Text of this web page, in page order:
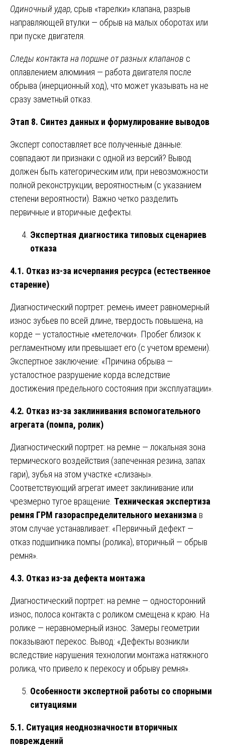
Одиночный удар, срыв «тарелки» клапана, разрыв
направляющей втулки — обрыв на малых оборотах или
при пуске двигателя.
Следы контакта на поршне от разных клапанов с
оплавлением алюминия — работа двигателя после
обрыва (инерционный ход), что может указывать на не
сразу заметный отказ.
Этап 8. Синтез данных и формулирование выводов
Эксперт сопоставляет все полученные данные:
совпадают ли признаки с одной из версий? Вывод
должен быть категорическим или, при невозможности
полной реконструкции, вероятностным (с указанием
степени вероятности). Важно четко разделить
первичные и вторичные дефекты.
Экспертная диагностика типовых сценариев
отказа
4.1. Отказ из-за исчерпания ресурса (естественное
старение)
Диагностический портрет: ремень имеет равномерный
износ зубьев по всей длине, твердость повышена, на
корде — усталостные «метелочки». Пробег близок к
регламентному или превышает его (с учетом времени).
Экспертное заключение: «Причина обрыва —
усталостное разрушение корда вследствие
достижения предельного состояния при эксплуатации».
4.2. Отказ из-за заклинивания вспомогательного
агрегата (помпа, ролик)
Диагностический портрет: на ремне — локальная зона
термического воздействия (запеченная резина, запах
гари), зубья на этом участке «слизаны».
Соответствующий агрегат имеет заклинивание или
чрезмерно тугое вращение. Техническая экспертиза
ремня ГРМ газораспределительного механизма в
этом случае устанавливает: «Первичный дефект —
отказ подшипника помпы (ролика), вторичный — обрыв
ремня».
4.3. Отказ из-за дефекта монтажа
Диагностический портрет: на ремне — односторонний
износ, полоса контакта с роликом смещена к краю. На
ролике — неравномерный износ. Замеры геометрии
показывают перекос. Вывод: «Дефекты возникли
вследствие нарушения технологии монтажа натяжного
ролика, что привело к перекосу и обрыву ремня».
Особенности экспертной работы со спорными
ситуациями
5.1. Ситуация неоднозначности вторичных
повреждений